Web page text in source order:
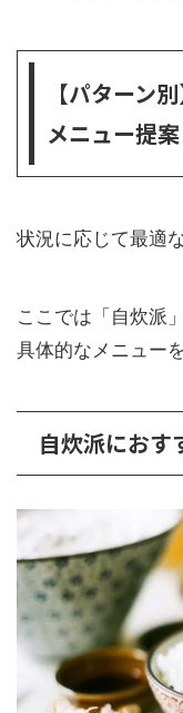
【パターン
メニュー提案
状況に応じて最適
ここでは「自炊派
具体的なメニュー
自炊派におす